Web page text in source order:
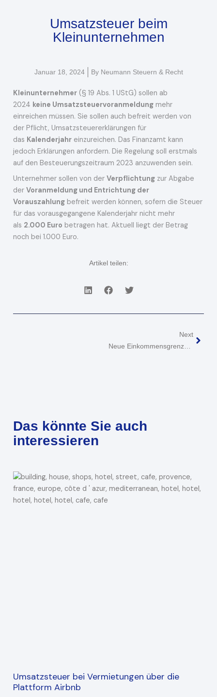
Umsatzsteuer beim
Kleinunternehmen
Januar 18, 2024 ByNeumann Steuern & Recht
Kleinunternehmer(§ 19 Abs. 1 UStG) sollen ab
2024 keine Umsatzsteuervoranmeldungmehr
einreichen müssen. Sie sollen auch befreit werden von
der Pflicht, Umsatzsteuererklärungen für
das Kalenderjahreinzureichen. Das Finanzamt kann
jedoch Erklärungen anfordern. Die Regelung soll erstmals
auf den Besteuerungszeitraum 2023 anzuwenden sein.
Unternehmer sollen von der Verpflichtungzur Abgabe
der Voranmeldung und Entrichtung der
Vorauszahlungbefreit werden können, sofern die Steuer
für das vorausgegangene Kalenderjahr nicht mehr
als 2.000 Euro betragen hat. Aktuell liegt der Betrag
noch bei 1.000 Euro.
Artikel teilen:
Next
Neue Einkommensgrenze Beim Kindergeld
Das könnte Sie auch
interessieren
Umsatzsteuer bei Vermietungen über die
Plattform Airbnb